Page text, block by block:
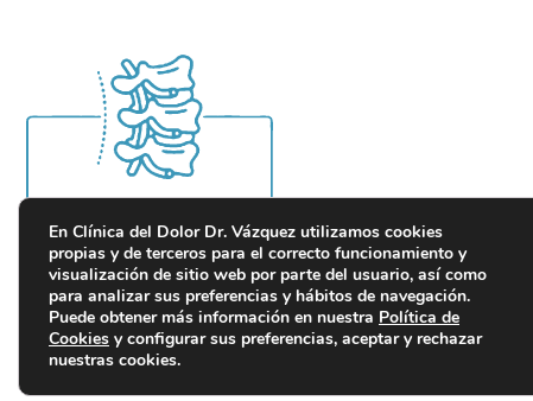
Política de privacidad Política de cookies Aviso legal
En Clínica del Dolor Dr. Vázquez utilizamos cookies
propias y de terceros para el correcto funcionamiento y
visualización de sitio web por parte del usuario, así como
para analizar sus preferencias y hábitos de navegación.
Puede obtener más información en nuestra Política de
Cookies y configurar sus preferencias, aceptar y rechazar
nuestras cookies.